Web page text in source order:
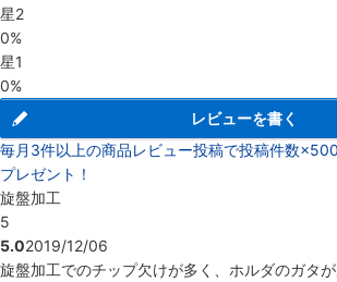
星2
0%
星1
0%
レビューを書く
毎月3件以上の商品レビュー投稿で投稿件数
プレゼント！
旋盤加工
5
5.02019/12/06
旋盤加工でのチップ欠けが多く、ホルダのガタ